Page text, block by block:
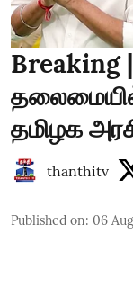
Breaking
தமிழக
thanthitv
Published on: 06